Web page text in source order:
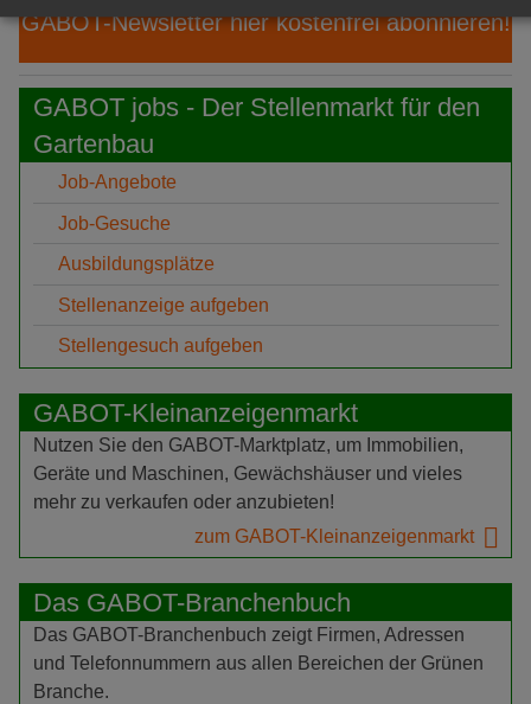
GABOT-Newsletter hier kostenfrei abonnieren!
GABOT jobs - Der Stellenmarkt für den
Gartenbau
Job-Angebote
Job-Gesuche
Ausbildungsplätze
Stellenanzeige aufgeben
Stellengesuch aufgeben
GABOT-Kleinanzeigenmarkt
Nutzen Sie den GABOT-Marktplatz, um Immobilien,
Geräte und Maschinen, Gewächshäuser und vieles
mehr zu verkaufen oder anzubieten!
zum GABOT-Kleinanzeigenmarkt
Das GABOT-Branchenbuch
Das GABOT-Branchenbuch zeigt Firmen, Adressen
und Telefonnummern aus allen Bereichen der Grünen
Branche.